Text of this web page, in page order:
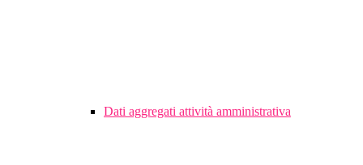
Dati aggregati attività amministrativa